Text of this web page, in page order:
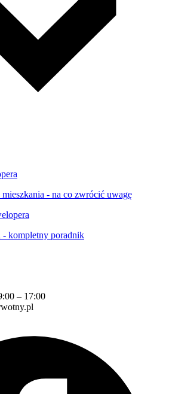
- na co zwrócić uwagę
- kompletny poradnik
– 17:00